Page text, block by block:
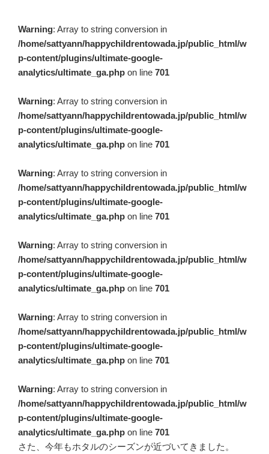
Warning: Array to string conversion in
/home/sattyann/happychildrentowada.jp/public_html/w
p-content/plugins/ultimate-google-
analytics/ultimate_ga.php on line 701
Warning: Array to string conversion in
/home/sattyann/happychildrentowada.jp/public_html/w
p-content/plugins/ultimate-google-
analytics/ultimate_ga.php on line 701
Warning: Array to string conversion in
/home/sattyann/happychildrentowada.jp/public_html/w
p-content/plugins/ultimate-google-
analytics/ultimate_ga.php on line 701
Warning: Array to string conversion in
/home/sattyann/happychildrentowada.jp/public_html/w
p-content/plugins/ultimate-google-
analytics/ultimate_ga.php on line 701
Warning: Array to string conversion in
/home/sattyann/happychildrentowada.jp/public_html/w
p-content/plugins/ultimate-google-
analytics/ultimate_ga.php on line 701
Warning: Array to string conversion in
/home/sattyann/happychildrentowada.jp/public_html/w
p-content/plugins/ultimate-google-
analytics/ultimate_ga.php on line 701
さた、今年もホタルのシーズンが近づいてきました。